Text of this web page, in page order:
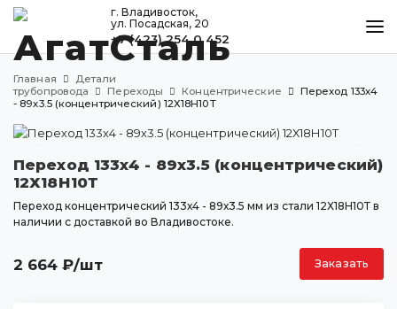
г. Владивосток,
ул. Посадская, 20
+7 (423) 254 0 452
КАТАЛОГ
МЕТАЛЛООБРАБОТКА
ДОСТАВКА И ОПЛАТА
Владивосток
+7 (423) 254 0 452
Главная
Детали
трубопровода
Переходы Концентрические
Переход 133х4
- 89х3.5 (концентрический) 12Х18Н10Т
Переход 133х4 - 89х3.5 (концентрический)
12Х18Н10Т
Переход концентрический 133х4 - 89х3.5 мм из стали 12Х18Н10Т в
наличии с доставкой во Владивостоке.
2 664 ₽/шт Заказать